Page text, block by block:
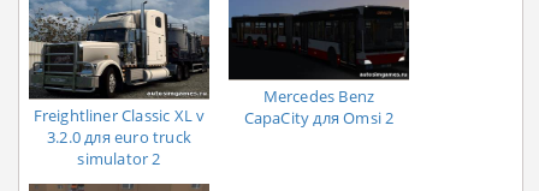
Freightliner Classic XL v
3.2.0 для euro truck
simulator 2
Mercedes Benz
CapaCity для Omsi 2